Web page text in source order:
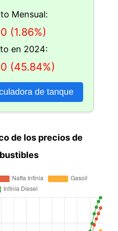
Mensual:
(1.86%)
en 2024:
(45.84%)
de tanque
de los precios de